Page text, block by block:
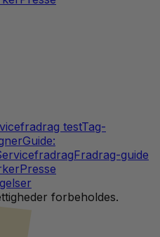
testTag-
Guide:
Fradrag-guide
Presse
forbeholdes.